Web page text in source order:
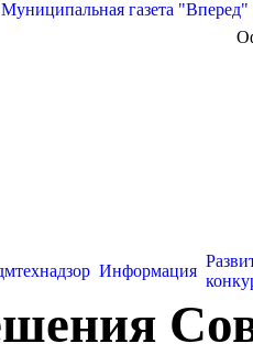
Муниципальная газета "Вперед"
Информация